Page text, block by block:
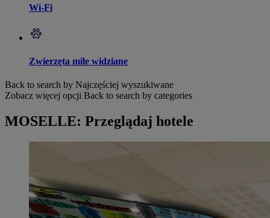
Wi-Fi
Zwierzęta mile widziane
Back to search by Najczęściej wyszukiwane
Zobacz więcej opcji Back to search by categories
MOSELLE: Przeglądaj hotele